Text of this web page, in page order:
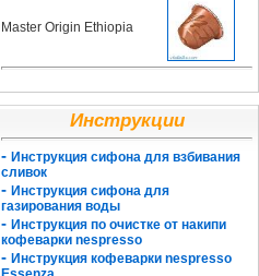
Master Origin Ethiopia
Инструкции
- Инструкция сифона для взбивания
сливок
- Инструкция сифона для
газирования воды
- Инструкция по очистке от накипи
кофеварки nespresso
- Инструкция кофеварки nespresso